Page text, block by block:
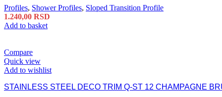
Profiles, Shower Profiles, Sloped Transition Profile
1.240,00 RSD
Add to basket
Compare
Quick view
Add to wishlist
STAINLESS STEEL DECO TRIM Q-ST 12 CHAMPAGNE